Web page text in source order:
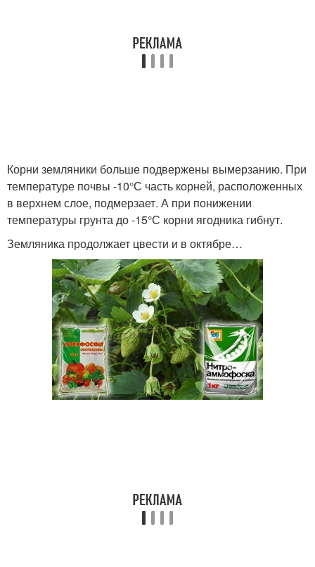
Корни земляники больше подвержены вымерзанию. При
температуре почвы -10°С часть корней, расположенных
в верхнем слое, подмерзает. А при понижении
температуры грунта до -15°С корни ягодника гибнут.
Земляника продолжает цвести и в октябре…